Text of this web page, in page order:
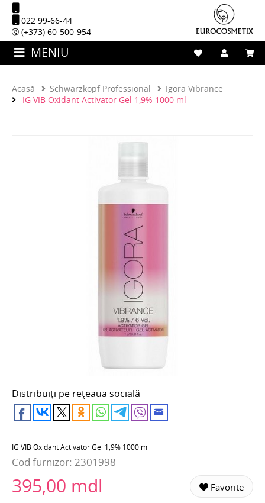
022 99-66-44
(+373) 60-500-954
MENIU
Acasă Schwarzkopf Professional
Igora Vibrance
IG VIB Oxidant Activator Gel 1,9% 1000 ml
Distribuiți pe rețeaua socială
IG VIB Oxidant Activator Gel 1,9% 1000 ml
Cod furnizor: 2301998
395,00 mdl Favorite